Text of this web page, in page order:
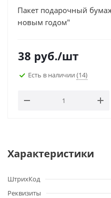
Пакет подарочный
новым годом"
38 руб./шт
Есть в наличии (14)
Характеристики
ШтрихКод
Реквизиты